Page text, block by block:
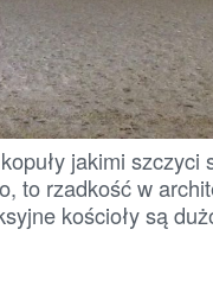
jakimi szczyci
to rzadkość w
kościoły są